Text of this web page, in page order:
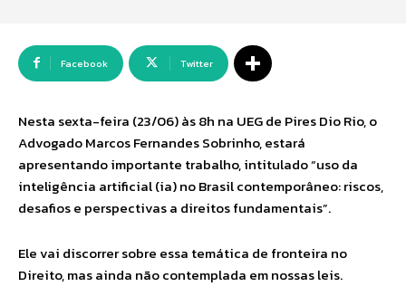
Facebook Twitter
Nesta sexta-feira (23/06) às 8h na UEG de Pires Dio Rio, o
Advogado Marcos Fernandes Sobrinho, estará
apresentando importante trabalho, intitulado “uso da
inteligência artificial (ia) no Brasil contemporâneo: riscos,
desafios e perspectivas a direitos fundamentais”.
Ele vai discorrer sobre essa temática de fronteira no
Direito, mas ainda não contemplada em nossas leis.